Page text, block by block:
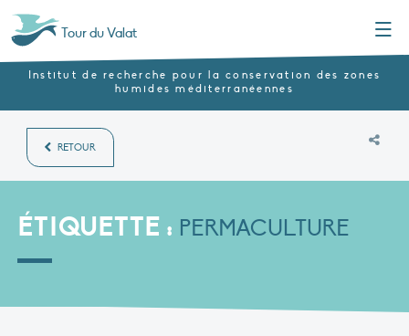
Tour du Valat
Institut de recherche pour la conservation des zones
humides méditerranéennes
RETOUR
ÉTIQUETTE : PERMACULTURE